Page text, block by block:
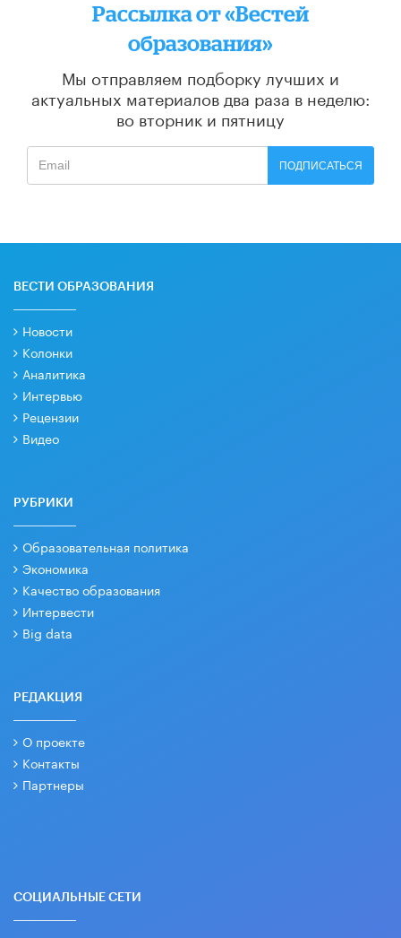
Рассылка от «Вестей
образования»
Мы отправляем подборку лучших и
актуальных материалов два раза в неделю:
во вторник и пятницу
ПОДПИСАТЬСЯ
ВЕСТИ ОБРАЗОВАНИЯ
Новости
Колонки
Аналитика
Интервью
Рецензии
Видео
РУБРИКИ
Образовательная политика
Экономика
Качество образования
Интервести
Big data
РЕДАКЦИЯ
О проекте
Контакты
Партнеры
СОЦИАЛЬНЫЕ СЕТИ